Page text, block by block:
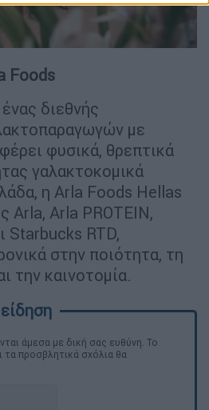
Foods
ένας διεθνής
με
φυσικά, θρεπτικά
γαλακτοκομικά
η Arla Foods Hellas
Arla, Arla PROTEIN,
Starbucks RTD,
στην ποιότητα, τη
την καινοτομία.
άμεσα με δική σας ευθύνη. Το
τα προσβλητικά σχόλια θα